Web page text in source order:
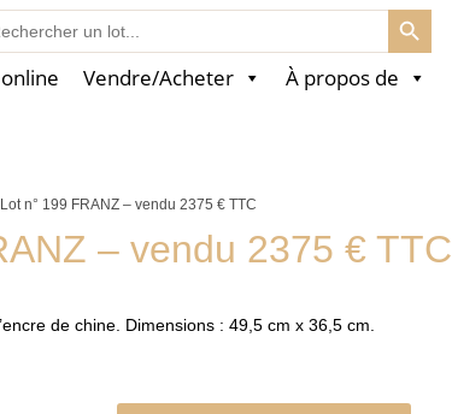
SEARCH BUTTON
Vendre/Acheter À propos de
Lot n° 199 FRANZ – vendu 2375 € TTC
– vendu 2375 € TTC
de chine. Dimensions : 49,5 cm x 36,5 cm.